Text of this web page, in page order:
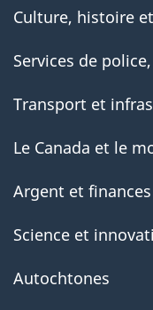
Culture, histoire
Services de
Transport et
Le Canada et le
Argent et finances
Science et
Autochtones